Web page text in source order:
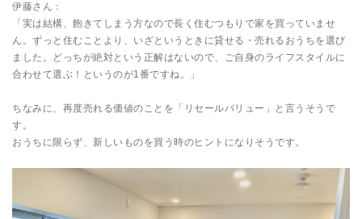
伊藤さん：
「実は結構、飽きてしまう方なので長く住むつもりで家を買っていませ
ん。ずっと住むことより、いざというときに貸せる・売れるおうちを選び
ました。どっちが絶対という正解はないので、ご自身のライフスタイルに
合わせて選ぶ！というのが1番ですね。」
ちなみに、再度売れる価値のことを「リセールバリュー」と言うそうで
す。
おうちに限らず、新しいものを買う時のヒントになりそうです。